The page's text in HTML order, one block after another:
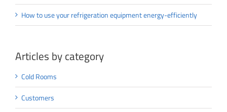
How to use your refrigeration equipment energy-efficiently
Articles by category
Cold Rooms
Customers